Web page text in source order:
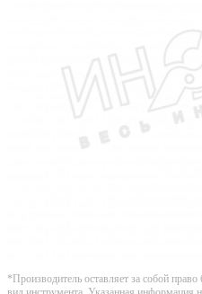
*Производитель оставляет за собой